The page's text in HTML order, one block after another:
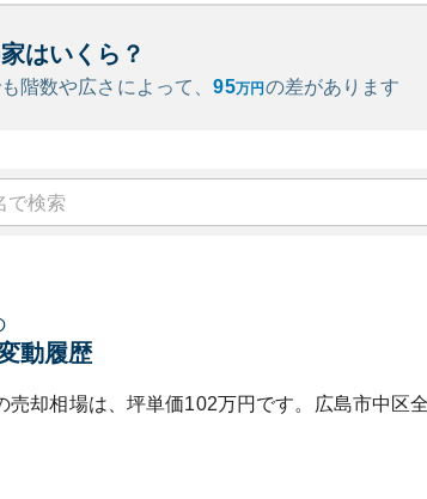
はいくら？
階数や広さによって、95万円 の差があります
動履歴
売却相場は、坪単価102万円です。 広島市中区